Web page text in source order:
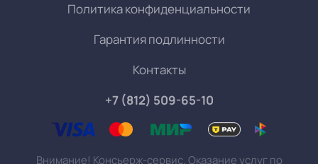
Политика конфиденциальности
Гарантия подлинности
Контакты
+7 (812) 509-65-10
Внимание! Консьерж-сервис. Оказание услуг по